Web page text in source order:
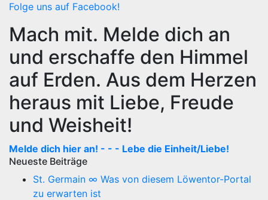
Folge uns auf Facebook!
Mach mit. Melde dich an
und erschaffe den Himmel
auf Erden. Aus dem Herzen
heraus mit Liebe, Freude
und Weisheit!
Melde dich hier an! - - - Lebe die Einheit/Liebe!
Neueste Beiträge
St. Germain ∞ Was von diesem Löwentor-Portal
zu erwarten ist